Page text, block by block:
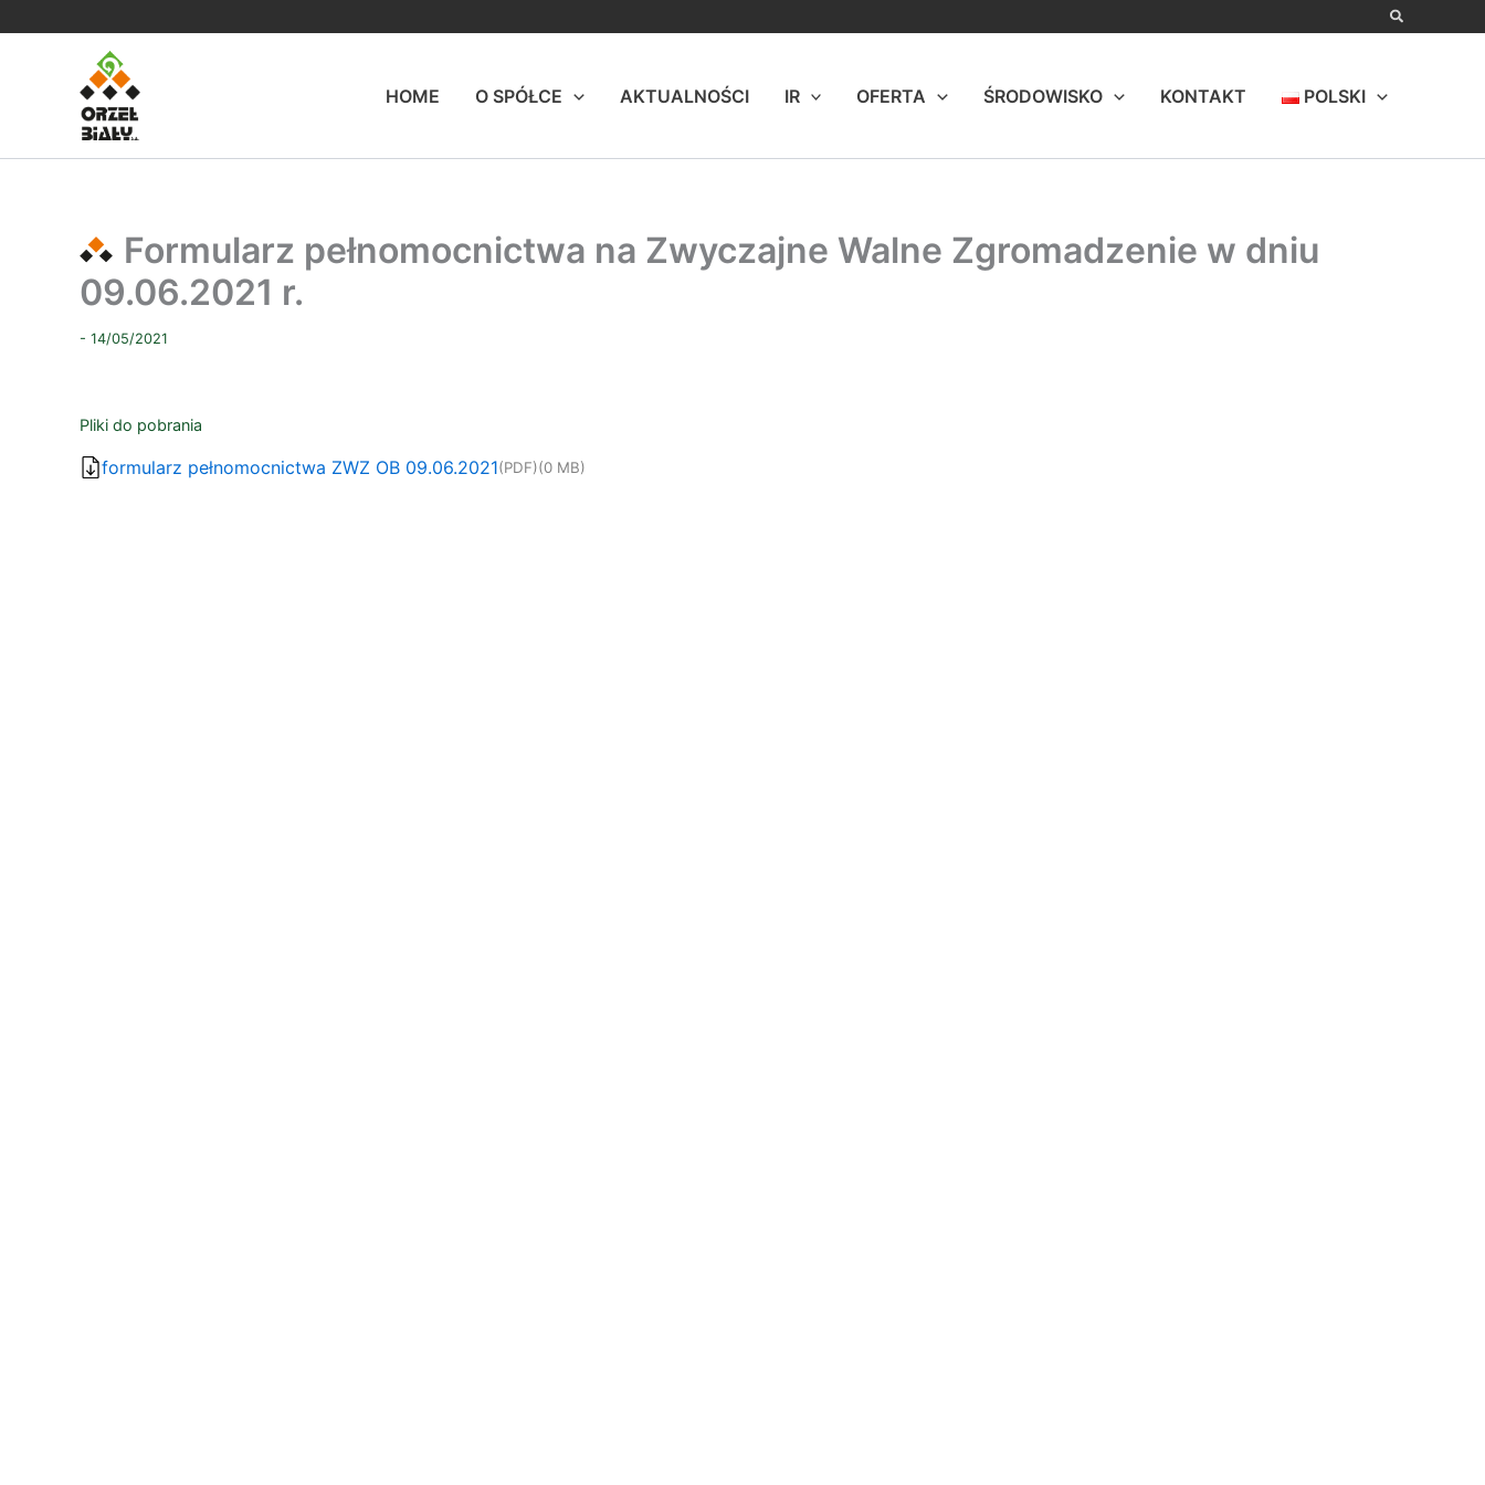
HOME
O SPÓŁCE AKTUALNOŚCI IR OFERTA ŚRODOWISKO KONTAKT POLSKI
Formularz pełnomocnictwa na Zwyczajne Walne Zgromadzenie w dniu
09.06.2021 r.
- 14/05/2021
Pliki do pobrania
formularz pełnomocnictwa ZWZ OB 09.06.2021(PDF)(0 MB)